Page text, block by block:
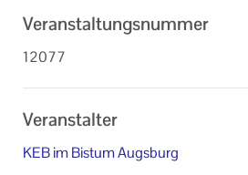
Veranstaltungsnummer
12077
Veranstalter
KEB im Bistum Augsburg